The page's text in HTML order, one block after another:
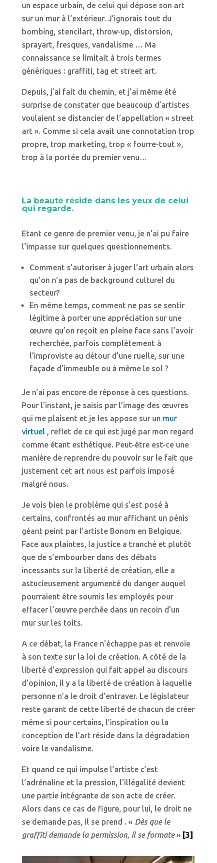
un espace urbain, de celui qui dépose son art
sur un mur à l’extérieur. J’ignorais tout du
bombing, stencilart, throw-up, distorsion,
sprayart, fresques, vandalisme … Ma
connaissance se limitait à trois termes
génériques : graffiti, tag et street art.
Depuis, j’ai fait du chemin, et j’ai même été
surprise de constater que beaucoup d’artistes
voulaient se distancier de l’appellation « street
art ». Comme si cela avait une connotation trop
propre, trop marketing, trop « fourre-tout »,
trop à la portée du premier venu…
La beauté réside dans les yeux de celui
qui regarde.
Etant ce genre de premier venu, je n’ai pu faire
l’impasse sur quelques questionnements.
Comment s’autoriser à juger l’art urbain alors
qu’on n’a pas de background culturel du
secteur?
En même temps, comment ne pas se sentir
légitime à porter une appréciation sur une
œuvre qu’on reçoit en pleine face sans l’avoir
recherchée, parfois complètement à
l’improviste au détour d’une ruelle, sur une
façade d’immeuble ou à même le sol ?
Je n’ai pas encore de réponse à ces questions.
Pour l’instant, je saisis par l’image des œuvres
qui me plaisent et je les appose sur un mur
virtuel, reflet de ce qui est jugé par mon regard
comme étant esthétique. Peut-être est-ce une
manière de reprendre du pouvoir sur le fait que
justement cet art nous est parfois imposé
malgré nous.
Je vois bien le problème qui s’est posé à
certains, confrontés au mur affichant un pénis
géant peint par l’artiste Bonom en Belgique.
Face aux plaintes, la justice a tranché et plutôt
que de s’embourber dans des débats
incessants sur la liberté de création, elle a
astucieusement argumenté du danger auquel
pourraient être soumis les employés pour
effacer l’œuvre perchée dans un recoin d’un
mur sur les toits.
A ce débat, la France n’échappe pas et renvoie
à son texte sur la loi de création. A côté de la
liberté d’expression qui fait appel au discours
d’opinion, il y a la liberté de création à laquelle
personne n’a le droit d’entraver. Le législateur
reste garant de cette liberté de chacun de créer
même si pour certains, l’inspiration ou la
conception de l’art réside dans la dégradation
voire le vandalisme.
Et quand ce qui impulse l’artiste c’est
l’adrénaline et la pression, l’illégalité devient
une partie intégrante de son acte de créer.
Alors dans ce cas de figure, pour lui, le droit ne
se demande pas, il se prend . « Dès que le
graffiti demande la permission, il se formate» [3]